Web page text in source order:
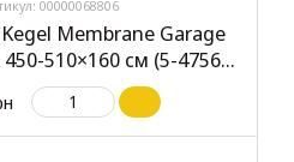
00000068806
Membrane Garage
510×160 см (5-4756-
248-3050)